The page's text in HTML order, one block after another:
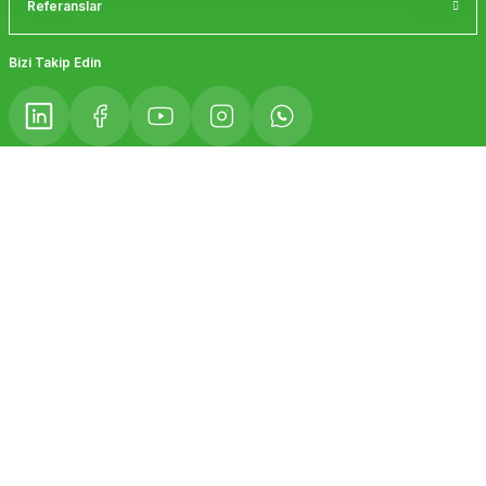
Referanslar
Bizi Takip Edin